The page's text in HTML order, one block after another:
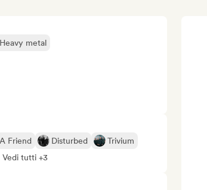
metal
Friend Disturbed
Trivium
Vedi tutti +3